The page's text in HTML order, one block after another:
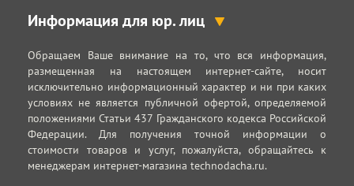
Информация для юр. лиц
Обращаем Ваше внимание на то, что вся информация,
размещенная на настоящем интернет-сайте, носит
исключительно информационный характер и ни при каких
условиях не является публичной офертой, определяемой
положениями Статьи 437 Гражданского кодекса Российской
Федерации. Для получения точной информации о
стоимости товаров и услуг, пожалуйста, обращайтесь к
менеджерам интернет-магазина technodacha.ru.